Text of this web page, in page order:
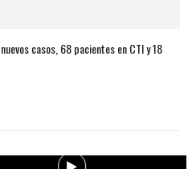
casos, 68 pacientes en CTI y 18